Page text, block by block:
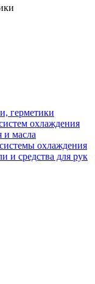
герметики
охлаждения
и масла
охлаждения
и средства для рук